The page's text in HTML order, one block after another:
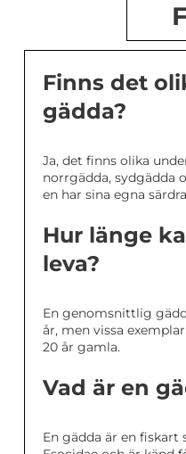
Finns det
gädda?
Ja, det finns olika
norrgädda, sydgädda
en har sina egna
Hur länge
leva?
En genomsnittlig
år, men vissa
20 år gamla.
Vad är en
En gädda är en